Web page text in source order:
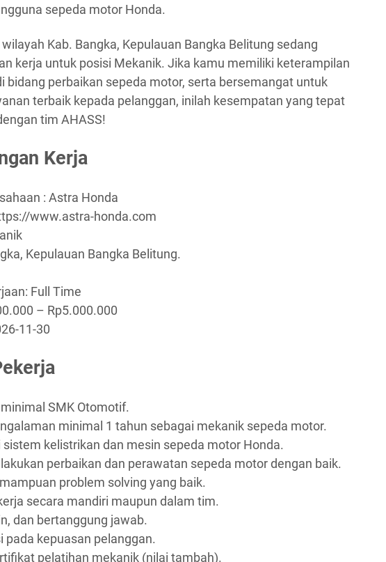
sepeda motor Honda.
Kab. Bangka, Kepulauan Bangka Belitung sedang
kerja untuk posisi Mekanik. Jika kamu memiliki keterampilan
bidang perbaikan sepeda motor, serta bersemangat untuk
terbaik kepada pelanggan, inilah kesempatan yang tepat
tim AHASS!
Kerja
: Astra Honda
www.astra-honda.com
Kepulauan Bangka Belitung.
Full Time
– Rp5.000.000
11-30
SMK Otomotif.
minimal 1 tahun sebagai mekanik sepeda motor.
kelistrikan dan mesin sepeda motor Honda.
perbaikan dan perawatan sepeda motor dengan baik.
problem solving yang baik.
secara mandiri maupun dalam tim.
dan bertanggung jawab.
pada kepuasan pelanggan.
pelatihan mekanik (nilai tambah).